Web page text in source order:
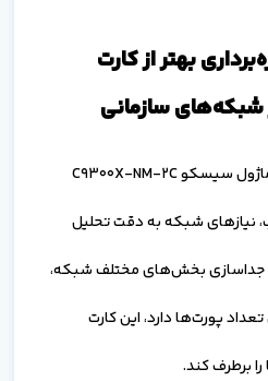
بهتر از کارت
برای استفاده بهینه از کارت ماژول سیسکو C9300X-NM-2C
شبکه به دقت تحلیل
جداسازی بخش‌های مختلف شبکه،
تعداد پورت‌ها دارد، این کارت
برطرف کند.